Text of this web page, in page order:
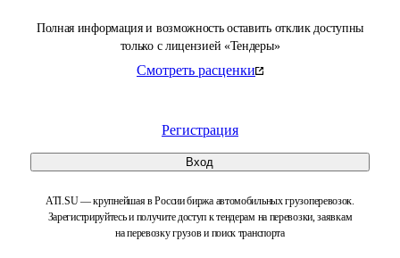
Полная информация и возможность оставить отклик доступны
только с лицензией «Тендеры»
Смотреть расценки
Регистрация
Вход
ATI.SU — крупнейшая в России биржа автомобильных грузоперевозок.
Зарегистрируйтесь и получите доступ к тендерам на перевозки, заявкам
на перевозку грузов и поиск транспорта